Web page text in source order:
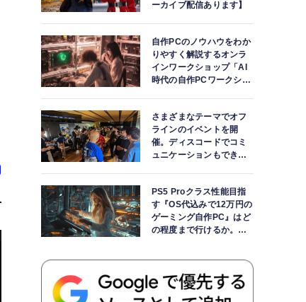
ーカイブ配信あります】
自作PCのノウハウをわか
りやすく解説するオンラ
インワークショップ「AI
時代の自作PCワークショ
さまざまなテーマでオフ
ラインのイベントを開
催。ディスコードでコミ
ュニケーションもできま
PS5 Proクラス性能目指
す『OS代込みで12万円の
ゲーミング自作PC』はど
の程度まで行けるか。